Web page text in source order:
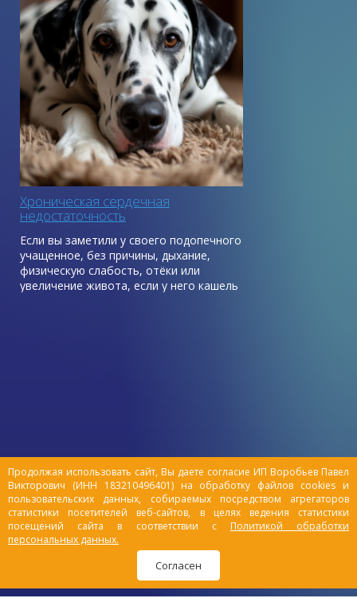
Продолжая использовать сайт, Вы даете согласие ИП Воробьев Павел
Викторович (ИНН 183210496401) на обработку файлов cookies и
пользовательских данных, собираемых посредством агрегаторов
статистики посетителей веб-сайтов, в целях ведения статистики
посещений сайта в соответствии с Политикой обработки
персональных данных.
Согласен
Хроническая сердечная
недостаточность
Если вы заметили у своего подопечного
учащенное, без причины, дыхание,
физическую слабость, отёки или
увеличение живота, если у него кашель